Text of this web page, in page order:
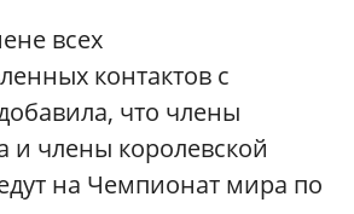
всех
контактов с
что члены
и члены королевской
на Чемпионат мира по